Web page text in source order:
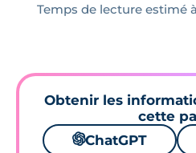
Temps de lecture estimé
Obtenir les
cette
🌌ChatGPT